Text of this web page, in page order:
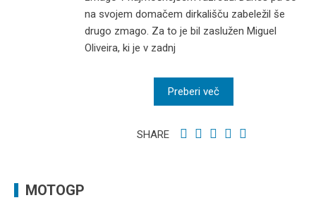
na svojem domačem dirkališču zabeležil še
drugo zmago. Za to je bil zaslužen Miguel
Oliveira, ki je v zadnj
Preberi več
SHARE
MOTOGP